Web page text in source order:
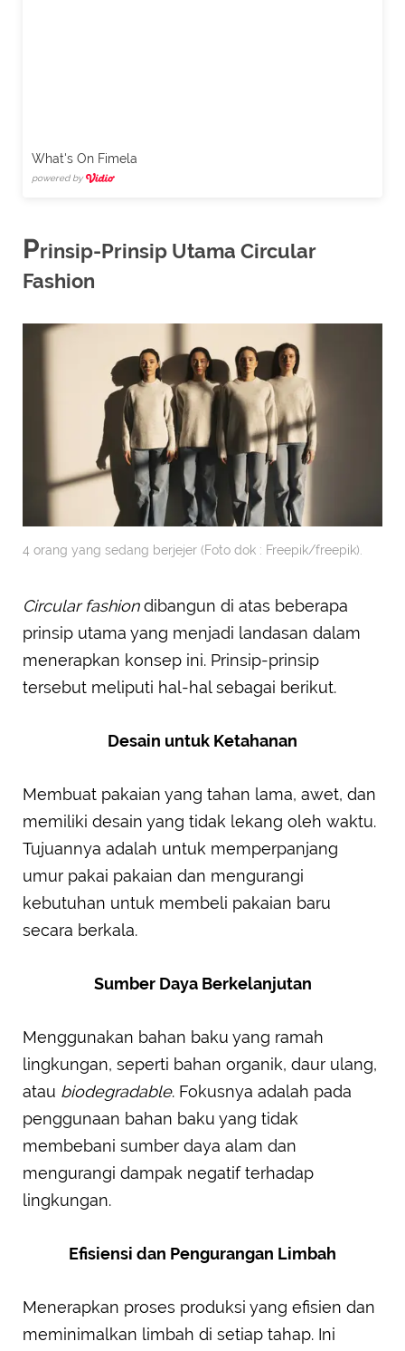
What's On Fimela
powered by
Prinsip-Prinsip Utama Circular
Fashion
4 orang yang sedang berjejer (Foto dok : Freepik/freepik).
Circular fashiondibangun di atas beberapa
prinsip utama yang menjadi landasan dalam
menerapkan konsep ini. Prinsip-prinsip
tersebut meliputi hal-hal sebagai berikut.
Desain untuk Ketahanan
Membuat pakaian yang tahan lama, awet, dan
memiliki desain yang tidak lekang oleh waktu.
Tujuannya adalah untuk memperpanjang
umur pakai pakaian dan mengurangi
kebutuhan untuk membeli pakaian baru
secara berkala.
Sumber Daya Berkelanjutan
Menggunakan bahan baku yang ramah
lingkungan, seperti bahan organik, daur ulang,
atau biodegradable. Fokusnya adalah pada
penggunaan bahan baku yang tidak
membebani sumber daya alam dan
mengurangi dampak negatif terhadap
lingkungan.
Efisiensi dan Pengurangan Limbah
Menerapkan proses produksi yang efisien dan
meminimalkan limbah di setiap tahap. Ini